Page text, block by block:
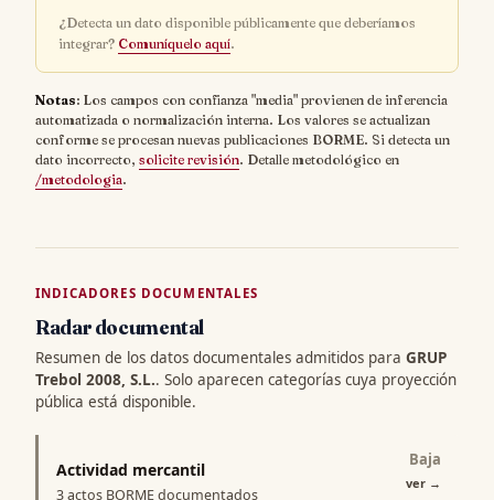
¿Detecta un dato disponible públicamente que deberíamos
integrar? Comuníquelo aquí.
Notas: Los campos con confianza "media" provienen de inferencia
automatizada o normalización interna. Los valores se actualizan
conforme se procesan nuevas publicaciones BORME. Si detecta un
dato incorrecto, solicite revisión. Detalle metodológico en
/metodologia.
INDICADORES DOCUMENTALES
Radar documental
Resumen de los datos documentales admitidos para GRUP
Trebol 2008, S.L.. Solo aparecen categorías cuya proyección
pública está disponible.
Actividad mercantil
3 actos BORME documentados
Baja
ver →